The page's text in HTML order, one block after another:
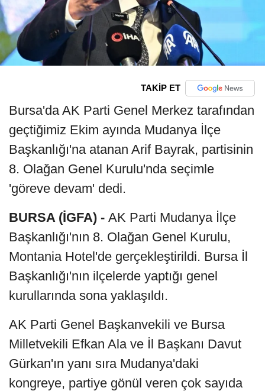
TAKİP ET
Bursa'da AK Parti Genel Merkez tarafından
geçtiğimiz Ekim ayında Mudanya İlçe
Başkanlığı'na atanan Arif Bayrak, partisinin
8. Olağan Genel Kurulu'nda seçimle
'göreve devam' dedi.
BURSA (İGFA) - AK Parti Mudanya İlçe
Başkanlığı'nın 8. Olağan Genel Kurulu,
Montania Hotel'de gerçekleştirildi. Bursa İl
Başkanlığı'nın ilçelerde yaptığı genel
kurullarında sona yaklaşıldı.
AK Parti Genel Başkanvekili ve Bursa
Milletvekili Efkan Ala ve İl Başkanı Davut
Gürkan'ın yanı sıra Mudanya'daki
kongreye, partiye gönül veren çok sayıda